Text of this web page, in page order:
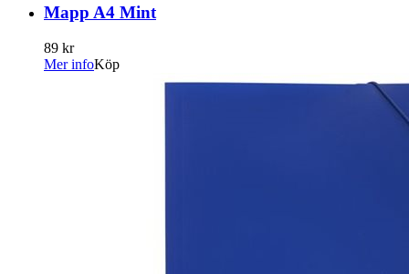
Mapp A4 Mint
89 kr
Mer infoKöp